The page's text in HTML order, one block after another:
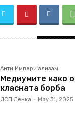
Анти Империјализам
Медиумите како
класната борба
ДСП Ленка - May 31, 2025